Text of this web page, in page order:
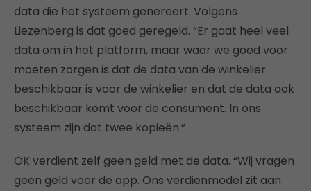
data die het systeem genereert. Volgens
Liezenberg is dat goed geregeld. “Er gaat heel veel
data om in het platform, maar waar we goed voor
moeten zorgen is dat de data van de winkelier
beschikbaar is voor de winkelier en dat de data ook
beschikbaar komt voor de consument. In ons
systeem zijn dat twee kopieën.”
OK verdient zelf geen geld met de data. “Wij vragen
geen geld voor de app. Ons verdienmodel zit aan